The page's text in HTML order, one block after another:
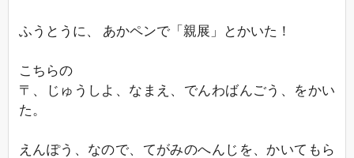
ふうとうに、 あかペンで「親展」とかいた！
こちらの
〒、じゅうしよ、なまえ、でんわばんごう、をかい
た。
えんぽう、なので、てがみのへんじを、かいてもら